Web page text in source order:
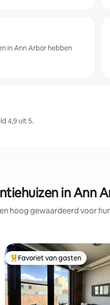
in Ann Arbor hebben
4,9 uit 5.
in Ann
hoog gewaardeerd voor
Topfavoriet van gasten
Favoriet van gasten